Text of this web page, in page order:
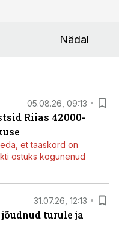
Nädal
05.08.26, 09:13
Riias 42000-
et taaskord on
ostuks kogunenud
31.07.26, 12:13
turule ja